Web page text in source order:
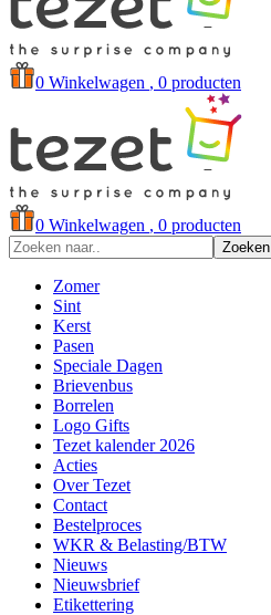
0 Winkelwagen , 0 producten
0 Winkelwagen , 0 producten
Zoeken
Zomer
Sint
Kerst
Pasen
Speciale Dagen
Brievenbus
Borrelen
Logo Gifts
Tezet kalender 2026
Acties
Over Tezet
Contact
Bestelproces
WKR & Belasting/BTW
Nieuws
Nieuwsbrief
Etikettering